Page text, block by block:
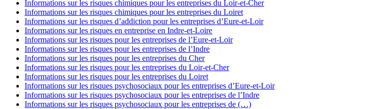
Informations sur les risques chimiques pour les entreprises du Loir-et-Cher
Informations sur les risques chimiques pour les entreprises du Loiret
Informations sur les risques d’addiction pour les entreprises d’Eure-et-Loir
Informations sur les risques en entreprise en Indre-et-Loire
Informations sur les risques pour les entreprises de l’Eure-et-Loir
Informations sur les risques pour les entreprises de l’Indre
Informations sur les risques pour les entreprises du Cher
Informations sur les risques pour les entreprises du Loir-et-Cher
Informations sur les risques pour les entreprises du Loiret
Informations sur les risques psychosociaux pour les entreprises d’Eure-et-Loir
Informations sur les risques psychosociaux pour les entreprises de l’Indre
Informations sur les risques psychosociaux pour les entreprises de (…)